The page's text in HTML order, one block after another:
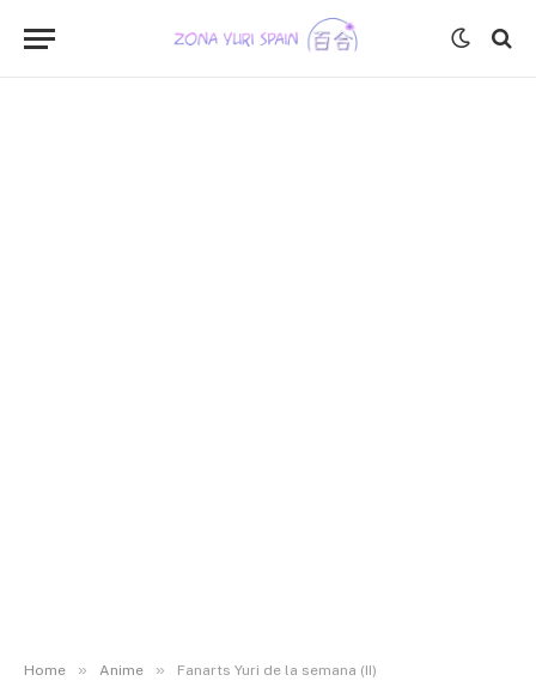
Home » Anime » Fanarts Yuri de la semana (II)